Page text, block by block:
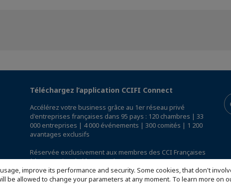
improve its performance and security. Some cookies, that don't
be allowed to change your parameters at any moment. To learn more on
Téléchargez l’application CCIFI Connect
Accélérez votre business grâce au 1er réseau privé
d'entreprises françaises dans 95 pays : 120 chambres | 33
000 entreprises | 4 000 événements | 300 comités | 1 200
avantages exclusifs
Réservée exclusivement aux membres des CCI Françaises
à l'International,découvrez l'app CCIFI Connect.